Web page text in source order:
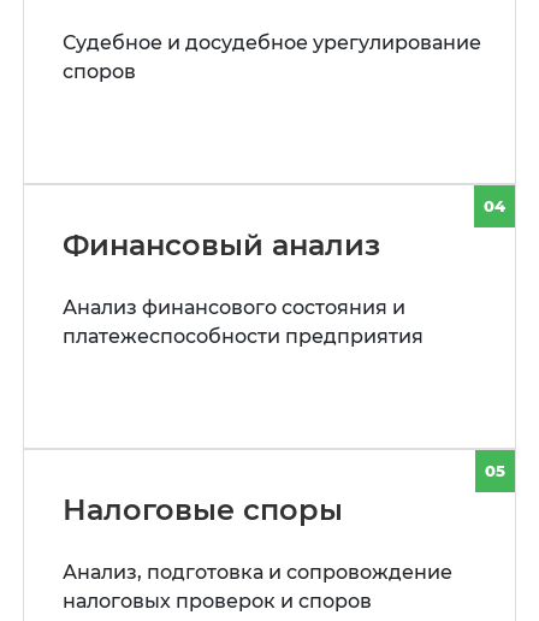
Судебное и досудебное урегулирование
споров
04
Финансовый анализ
Анализ финансового состояния и
платежеспособности предприятия
05
Налоговые споры
Анализ, подготовка и сопровождение
налоговых проверок и споров